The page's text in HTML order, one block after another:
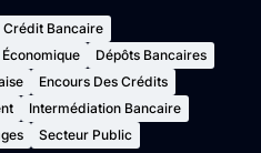
Crédit Bancaire
Dépôts Bancaires
Encours Des Crédits
Intermédiation Bancaire
Secteur Public